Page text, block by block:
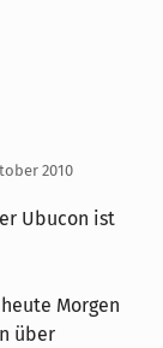
2010
Ubucon ist
Morgen
über